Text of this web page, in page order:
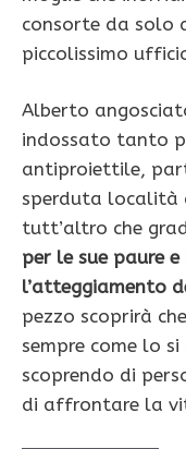
consorte da solo
piccolissimo
Alberto
indossato tanto
antiproiettile,
sperduta località
tutt’altro che
per le sue paure
l’atteggiamento
pezzo scoprirà
sempre come lo
scoprendo di
di affrontare la